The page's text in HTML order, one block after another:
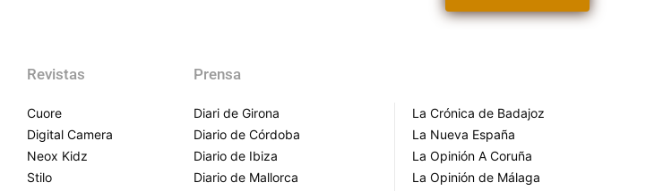
Revistas
Cuore
Digital Camera
Neox Kidz
Stilo
Prensa
Diari de Girona
Diario de Córdoba
Diario de Ibiza
Diario de Mallorca
La Crónica de Badajoz
La Nueva España
La Opinión A Coruña
La Opinión de Málaga